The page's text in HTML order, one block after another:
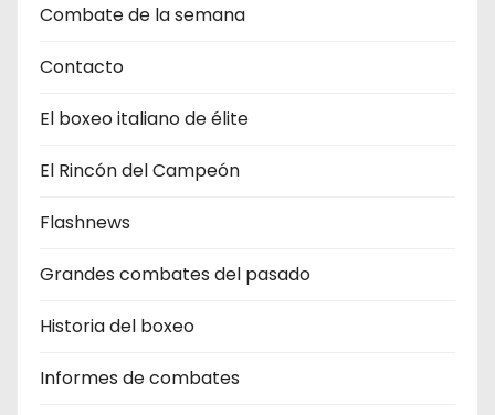
Combate de la semana
Contacto
El boxeo italiano de élite
El Rincón del Campeón
Flashnews
Grandes combates del pasado
Historia del boxeo
Informes de combates